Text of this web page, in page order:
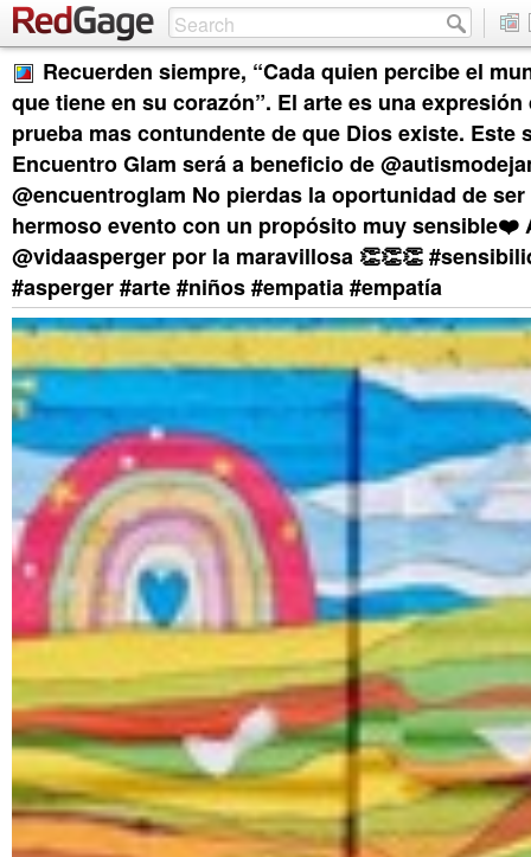
Recuerden siempre, “Cada quien percibe el
que tiene en su corazón”. El arte es una
prueba mas contundente de que Dios existe. Este
Encuentro Glam será a beneficio de
@encuentroglam No pierdas la oportunidad de
hermoso evento con un propósito muy sensible❤️
@vidaasperger por la maravillosa 👏👏👏
#asperger #arte #niños #empatia #empatía